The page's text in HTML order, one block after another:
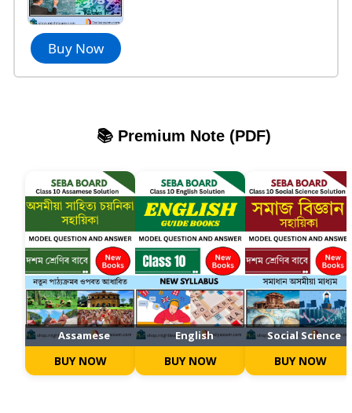
Buy Now
📚 Premium Note (PDF)
Assamese
BUY NOW
English
BUY NOW
Social Science
BUY NOW